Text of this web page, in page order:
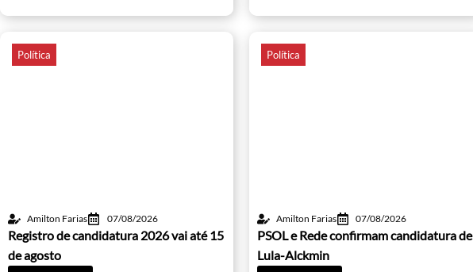
Política
Amilton Farias 07/08/2026
Registro de candidatura 2026 vai até 15
de agosto
Política
Amilton Farias 07/08/2026
PSOL e Rede confirmam candidatura de
Lula-Alckmin